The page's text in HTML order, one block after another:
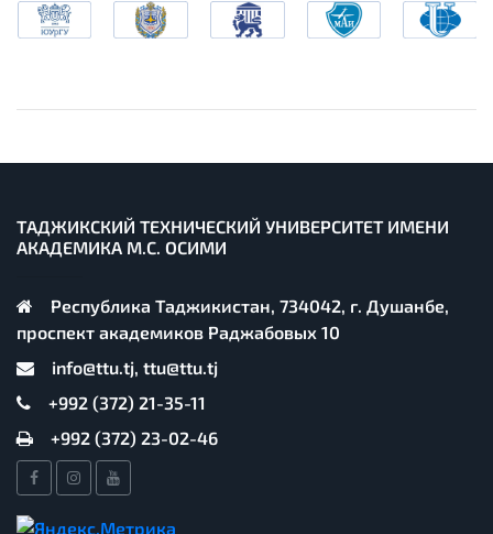
ТАДЖИКСКИЙ ТЕХНИЧЕСКИЙ УНИВЕРСИТЕТ ИМЕНИ
АКАДЕМИКА М.С. ОСИМИ
Республика Таджикистан, 734042, г. Душанбе,
проспект академиков Раджабовых 10
info@ttu.tj, ttu@ttu.tj
+992 (372) 21-35-11
+992 (372) 23-02-46